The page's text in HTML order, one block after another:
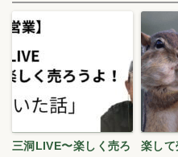
三洞LIVE〜楽しく売ろ
楽して